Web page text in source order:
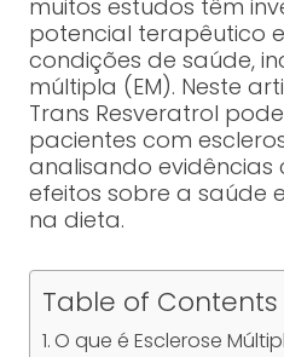
muitos estudos têm
potencial terapêutico
condições de saúde,
múltipla (EM). Neste
Trans Resveratrol
pacientes com
analisando evidências
efeitos sobre a saúde
na dieta.
Table of Contents
O que é Esclerose